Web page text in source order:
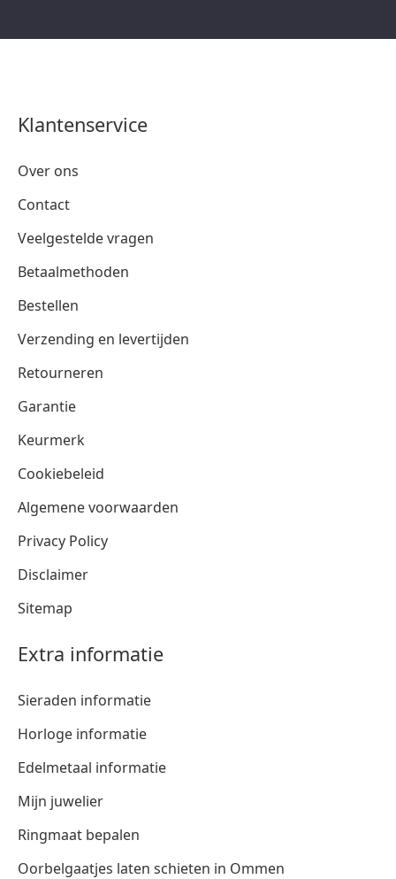
Klantenservice
Over ons
Contact
Veelgestelde vragen
Betaalmethoden
Bestellen
Verzending en levertijden
Retourneren
Garantie
Keurmerk
Cookiebeleid
Algemene voorwaarden
Privacy Policy
Disclaimer
Sitemap
Extra informatie
Sieraden informatie
Horloge informatie
Edelmetaal informatie
Mijn juwelier
Ringmaat bepalen
Oorbelgaatjes laten schieten in Ommen